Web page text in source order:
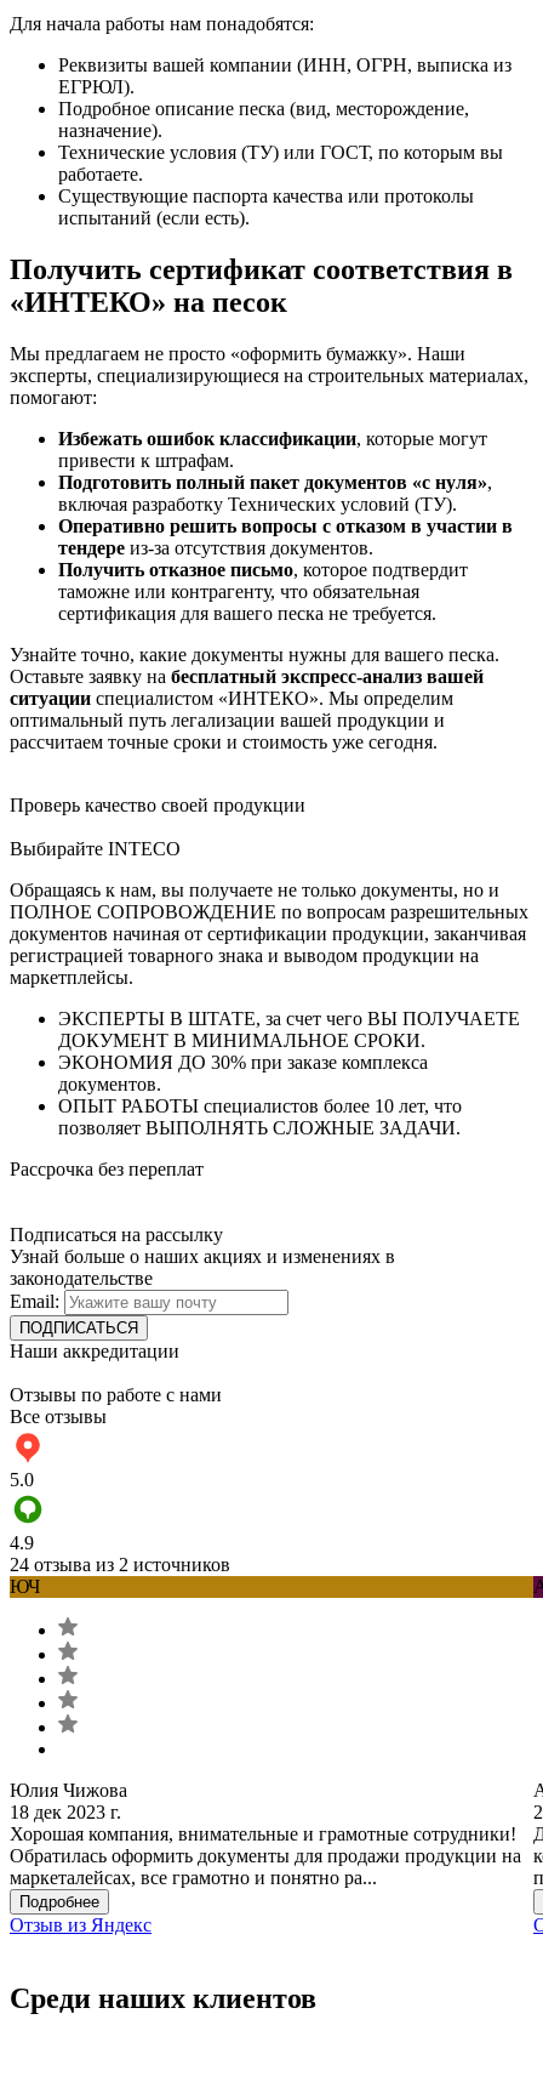
Для начала работы нам понадобятся:
Реквизиты вашей компании (ИНН, ОГРН, выписка из
ЕГРЮЛ).
Подробное описание песка (вид, месторождение,
назначение).
Технические условия (ТУ) или ГОСТ, по которым вы
работаете.
Существующие паспорта качества или протоколы
испытаний (если есть).
Получить сертификат соответствия в
«ИНТЕКО» на песок
Мы предлагаем не просто «оформить бумажку». Наши
эксперты, специализирующиеся на строительных материалах,
помогают:
Избежать ошибок классификации, которые могут
привести к штрафам.
Подготовить полный пакет документов «с нуля»,
включая разработку Технических условий (ТУ).
Оперативно решить вопросы с отказом в участии в
тендере из-за отсутствия документов.
Получить отказное письмо, которое подтвердит
таможне или контрагенту, что обязательная
сертификация для вашего песка не требуется.
Узнайте точно, какие документы нужны для вашего песка.
Оставьте заявку на бесплатный экспресс-анализ вашей
ситуации специалистом «ИНТЕКО». Мы определим
оптимальный путь легализации вашей продукции и
рассчитаем точные сроки и стоимость уже сегодня.
Проверь качество своей продукции
Выбирайте INTECO
Обращаясь к нам, вы получаете не только документы, но и
ПОЛНОЕ СОПРОВОЖДЕНИЕ по вопросам разрешительных
документов начиная от сертификации продукции, заканчивая
регистрацией товарного знака и выводом продукции на
маркетплейсы.
ЭКСПЕРТЫ В ШТАТЕ, за счет чего ВЫ ПОЛУЧАЕТЕ
ДОКУМЕНТ В МИНИМАЛЬНОЕ СРОКИ.
ЭКОНОМИЯ ДО 30% при заказе комплекса
документов.
ОПЫТ РАБОТЫ специалистов более 10 лет, что
позволяет ВЫПОЛНЯТЬ СЛОЖНЫЕ ЗАДАЧИ.
Рассрочка без переплат
Подписаться на рассылку
Узнай больше о наших акциях и изменениях в
законодательстве
Email:
Наши аккредитации
Отзывы по работе с нами
Все отзывы
5.0
4.9
24 отзыва из 2 источников
ЮЧ
Юлия Чижова
18 дек 2023 г.
Хорошая компания, внимательные и грамотные сотрудники!
Обратилась оформить документы для продажи продукции на
маркеталейсах, все грамотно и понятно ра...
Подробнее
Отзыв из Яндекс
Среди наших клиентов